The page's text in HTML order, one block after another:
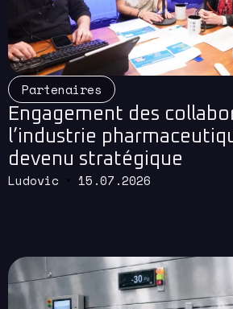
Partenaires
Engagement des
l’industrie
devenu stratégique
Ludovic 15.07.2026
Read